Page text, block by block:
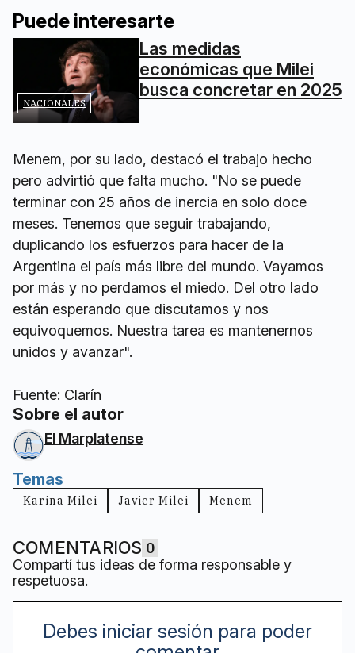
Puede interesarte
NACIONALES
Las medidas
económicas que Milei
busca concretar en 2025
Menem, por su lado, destacó el trabajo hecho
pero advirtió que falta mucho. "No se puede
terminar con 25 años de inercia en solo doce
meses. Tenemos que seguir trabajando,
duplicando los esfuerzos para hacer de la
Argentina el país más libre del mundo. Vayamos
por más y no perdamos el miedo. Del otro lado
están esperando que discutamos y nos
equivoquemos. Nuestra tarea es mantenernos
unidos y avanzar".
Fuente: Clarín
Sobre el autor
El Marplatense
Temas
Karina Milei Javier Milei Menem
COMENTARIOS 0
Compartí tus ideas de forma responsable y
respetuosa.
Debes iniciar sesión para poder